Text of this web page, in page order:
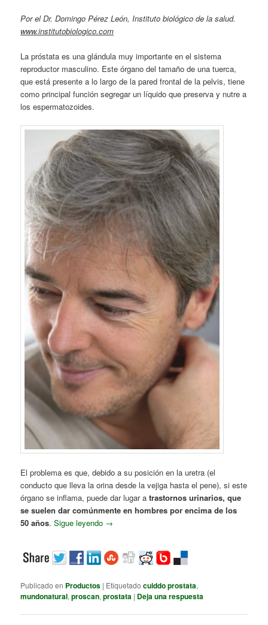
Por el Dr. Domingo Pérez León, Instituto biológico de la salud.
www.institutobiologico.com
La próstata es una glándula muy importante en el sistema
reproductor masculino. Este órgano del tamaño de una tuerca,
que está presente a lo largo de la pared frontal de la pelvis, tiene
como principal función segregar un líquido que preserva y nutre a
los espermatozoides.
El problema es que, debido a su posición en la uretra (el
conducto que lleva la orina desde la vejiga hasta el pene), si este
órgano se inflama, puede dar lugar atrastornos urinarios, que
se suelen dar comúnmente en hombres por encima de los
50 años.Sigue leyendo →
Publicado en Productos | Etiquetado cuiddo prostata,
mundonatural,proscan,prostata | Deja una respuesta